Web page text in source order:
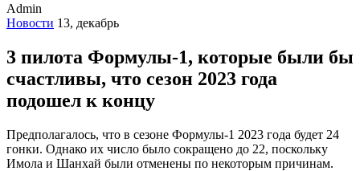
Admin
Новости 13, декабрь
3 пилота Формулы-1, которые были бы
счастливы, что сезон 2023 года
подошел к концу
Предполагалось, что в сезоне Формулы-1 2023 года будет 24
гонки. Однако их число было сокращено до 22, поскольку
Имола и Шанхай были отменены по некоторым причинам.